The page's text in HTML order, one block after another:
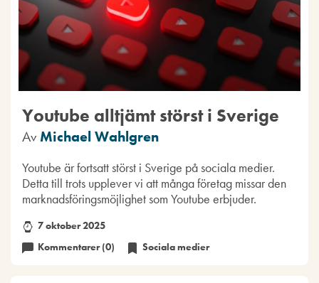
Youtube alltjämt störst i Sverige
Av Michael Wahlgren
Youtube är fortsatt störst i Sverige på sociala medier.
Detta till trots upplever vi att många företag missar den
marknadsföringsmöjlighet som Youtube erbjuder.
7 oktober 2025
Kommentarer (0)
Sociala medier